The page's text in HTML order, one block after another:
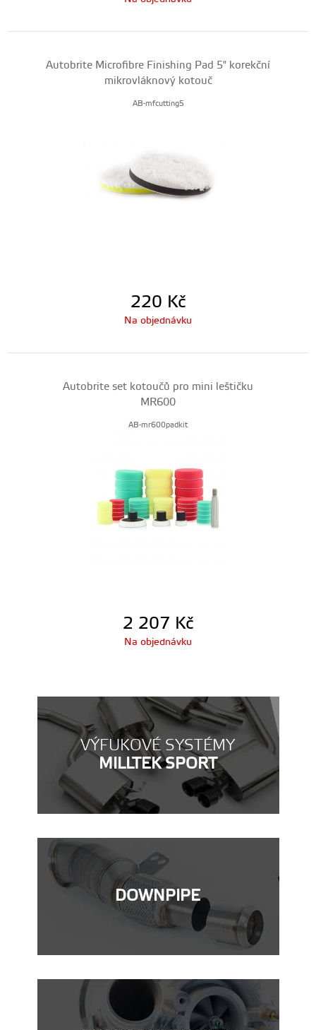
Autobrite Microfibre Finishing Pad 5" korekční
mikrovláknový kotouč
AB-mfcutting5
220 Kč
Na objednávku
Autobrite set kotoučů pro mini leštičku
MR600
AB-mr600padkit
2 207 Kč
Na objednávku
VÝFUKOVÉ SYSTÉMY
MILLTEK SPORT
DOWNPIPE